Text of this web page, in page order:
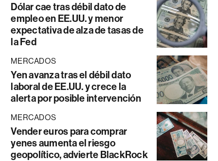
Dólar cae tras débil dato de
empleo en EE.UU. y menor
expectativa de alza de tasas de
la Fed
MERCADOS
Yen avanza tras el débil dato
laboral de EE.UU. y crece la
alerta por posible intervención
MERCADOS
Vender euros para comprar
yenes aumenta el riesgo
geopolítico, advierte BlackRock